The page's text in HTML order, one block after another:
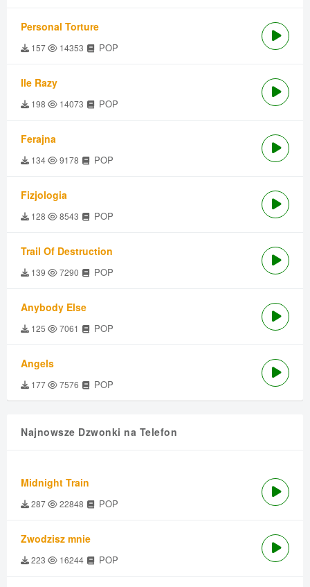
Personal Torture
157 14353 POP
Ile Razy
198 14073 POP
Ferajna
134 9178 POP
Fizjologia
128 8543 POP
Trail Of Destruction
139 7290 POP
Anybody Else
125 7061 POP
Angels
177 7576 POP
Najnowsze Dzwonki na Telefon
Midnight Train
287 22848 POP
Zwodzisz mnie
223 16244 POP